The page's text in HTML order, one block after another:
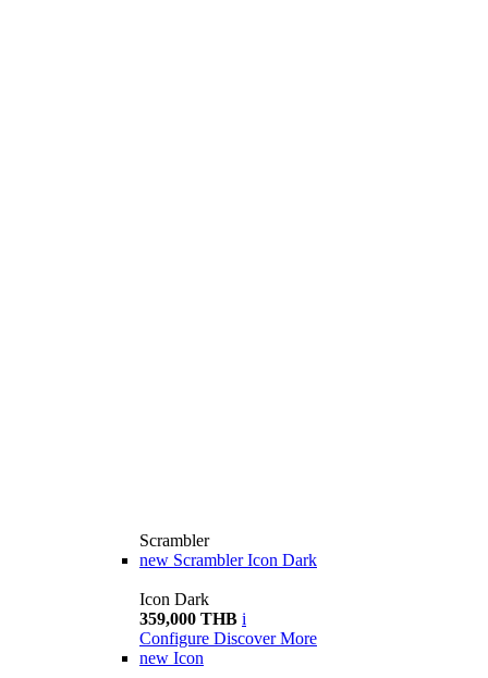
Scrambler
new Scrambler Icon Dark
Icon Dark
359,000 THB i
Configure Discover More
new Icon